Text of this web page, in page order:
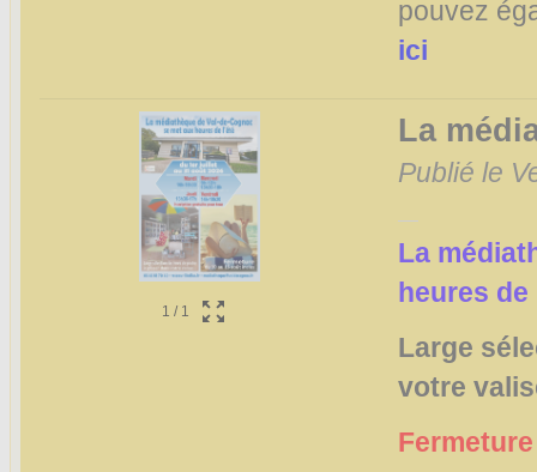
pouvez
ici
1 / 1
La
Publié le
La
heures
Large
votre